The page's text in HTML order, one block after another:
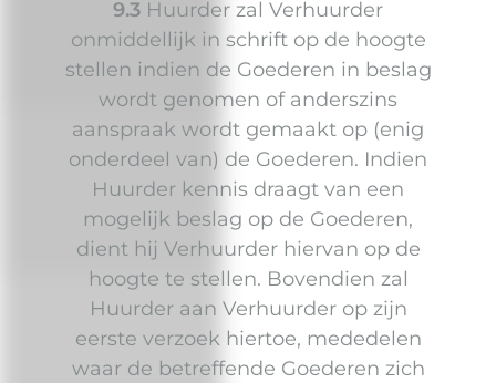
9.3 Huurder zal Verhuurder
onmiddellijk in schrift op de hoogte
stellen indien de Goederen in beslag
wordt genomen of anderszins
aanspraak wordt gemaakt op (enig
onderdeel van) de Goederen. Indien
Huurder kennis draagt van een
mogelijk beslag op de Goederen,
dient hij Verhuurder hiervan op de
hoogte te stellen. Bovendien zal
Huurder aan Verhuurder op zijn
eerste verzoek hiertoe, mededelen
waar de betreffende Goederen zich